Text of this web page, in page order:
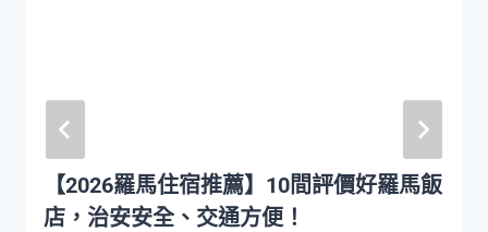
【2026羅馬住宿推薦】10間評價好羅馬飯
店，治安安全、交通方便！